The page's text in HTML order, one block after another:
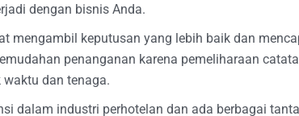
dengan bisnis Anda.
mengambil keputusan yang lebih baik dan
penanganan karena pemeliharaan
dan tenaga.
dalam industri perhotelan dan ada berbagai